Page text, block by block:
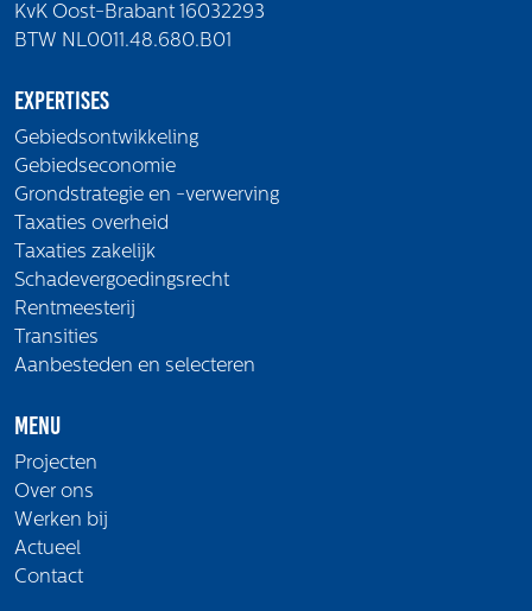
KvK Oost-Brabant 16032293
BTW NL0011.48.680.B01
Expertises
Gebiedsontwikkeling
Gebiedseconomie
Grondstrategie en -verwerving
Taxaties overheid
Taxaties zakelijk
Schadevergoedingsrecht
Rentmeesterij
Transities
Aanbesteden en selecteren
Menu
Projecten
Over ons
Werken bij
Actueel
Contact